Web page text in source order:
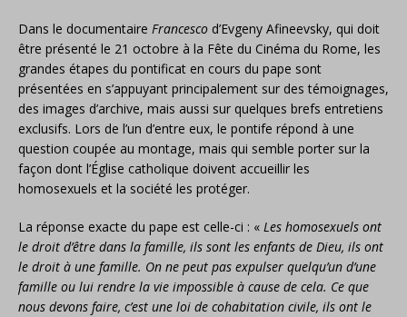
Dans le documentaire Francesco d’Evgeny Afineevsky, qui doit
être présenté le 21 octobre à la Fête du Cinéma du Rome, les
grandes étapes du pontificat en cours du pape sont
présentées en s’appuyant principalement sur des témoignages,
des images d’archive, mais aussi sur quelques brefs entretiens
exclusifs. Lors de l’un d’entre eux, le pontife répond à une
question coupée au montage, mais qui semble porter sur la
façon dont l’Église catholique doivent accueillir les
homosexuels et la société les protéger.
La réponse exacte du pape est celle-ci : « Les homosexuels ont
le droit d’être dans la famille, ils sont les enfants de Dieu, ils ont
le droit à une famille. On ne peut pas expulser quelqu’un d’une
famille ou lui rendre la vie impossible à cause de cela. Ce que
nous devons faire, c’est une loi de cohabitation civile, ils ont le